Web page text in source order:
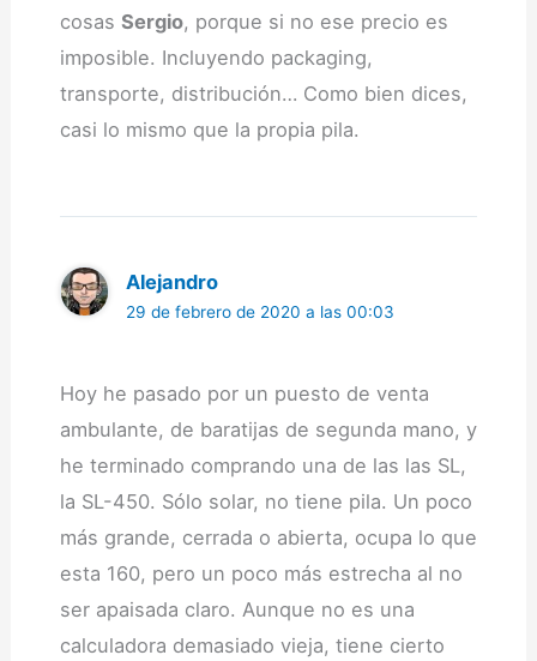
cosas Sergio, porque si no ese precio es
imposible. Incluyendo packaging,
transporte, distribución… Como bien dices,
casi lo mismo que la propia pila.
Alejandro
29 de febrero de 2020 a las 00:03
Hoy he pasado por un puesto de venta
ambulante, de baratijas de segunda mano, y
he terminado comprando una de las las SL,
la SL-450. Sólo solar, no tiene pila. Un poco
más grande, cerrada o abierta, ocupa lo que
esta 160, pero un poco más estrecha al no
ser apaisada claro. Aunque no es una
calculadora demasiado vieja, tiene cierto